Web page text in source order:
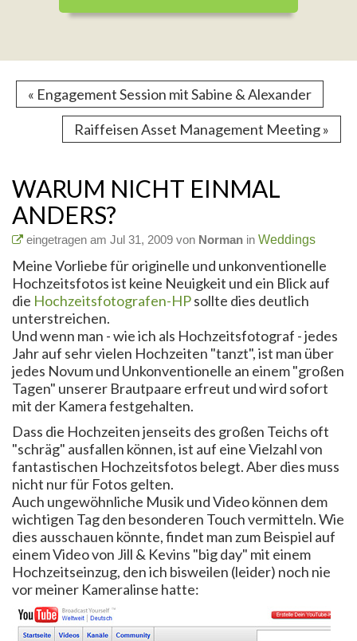
« Engagement Session mit Sabine & Alexander
Raiffeisen Asset Management Meeting »
WARUM NICHT EINMAL
ANDERS?
eingetragen am Jul 31, 2009 von Norman in Weddings
Meine Vorliebe für originelle und unkonventionelle
Hochzeitsfotos ist keine Neuigkeit und ein Blick auf
die Hochzeitsfotografen-HPsollte dies deutlich
unterstreichen.
Und wenn man - wie ich als Hochzeitsfotograf - jedes
Jahr auf sehr vielen Hochzeiten "tanzt", ist man über
jedes Novum und Unkonventionelle an einem "großen
Tagen" unserer Brautpaare erfreut und wird sofort
mit der Kamera festgehalten.
Dass die Hochzeiten jenseits des großen Teichs oft
"schräg" ausfallen können, ist auf eine Vielzahl von
fantastischen Hochzeitsfotos belegt. Aber dies muss
nicht nur für Fotos gelten.
Auch ungewöhnliche Musik und Video können dem
wichtigen Tag den besonderen Touch vermitteln. Wie
dies ausschauen könnte, findet man zum Beispiel auf
einem Video von Jill & Kevins "big day" mit einem
Hochzeitseinzug, den ich bisweilen (leider) noch nie
vor meiner Kameralinse hatte: